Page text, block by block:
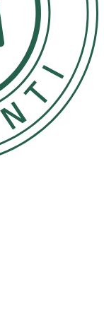
leksaken
direkt